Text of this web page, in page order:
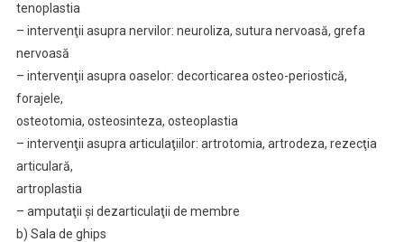
tenoplastia
– intervenţii asupra nervilor: neuroliza, sutura nervoasă, grefa
nervoasă
– intervenţii asupra oaselor: decorticarea osteo-periostică,
forajele,
osteotomia, osteosinteza, osteoplastia
– intervenţii asupra articulaţiilor: artrotomia, artrodeza, rezecţia
articulară,
artroplastia
– amputaţii şi dezarticulaţii de membre
b) Sala de ghips